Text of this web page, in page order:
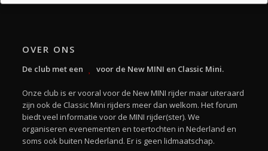
OVER ONS
De club met een voor de New MINI en Classic Mini.
Onze club is er vooral voor de New MINI rijder maar uiteraard
zijn ook de Classic Mini rijders meer dan welkom. Het forum
biedt veel informatie voor de MINI rijder(ster). We
organiseren evenementen en toertochten in Nederland en
soms ook buiten Nederland. Er is geen lidmaatschap.